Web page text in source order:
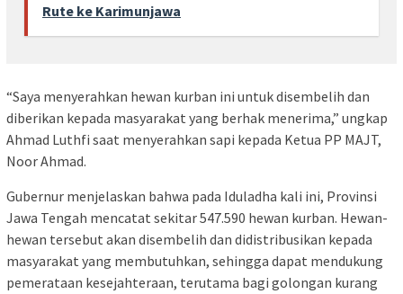
Rute ke Karimunjawa
“Saya menyerahkan hewan kurban ini untuk disembelih dan
diberikan kepada masyarakat yang berhak menerima,” ungkap
Ahmad Luthfi saat menyerahkan sapi kepada Ketua PP MAJT,
Noor Ahmad.
Gubernur menjelaskan bahwa pada Iduladha kali ini, Provinsi
Jawa Tengah mencatat sekitar 547.590 hewan kurban. Hewan-
hewan tersebut akan disembelih dan didistribusikan kepada
masyarakat yang membutuhkan, sehingga dapat mendukung
pemerataan kesejahteraan, terutama bagi golongan kurang